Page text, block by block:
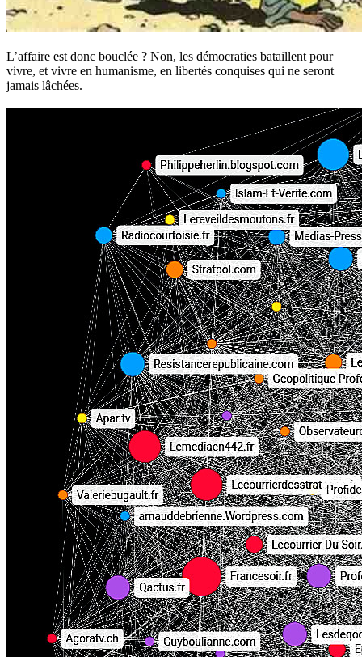
L’affaire est donc bouclée ? Non, les démocraties bataillent pour
vivre, et vivre en humanisme, en libertés conquises qui ne seront
jamais lâchées.